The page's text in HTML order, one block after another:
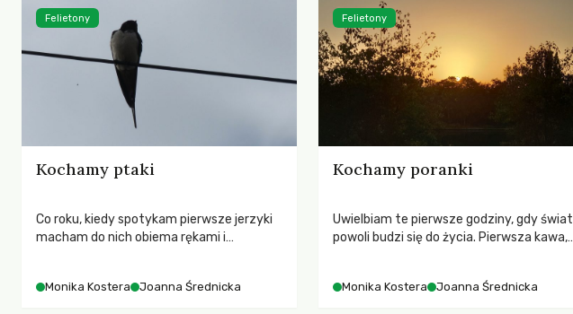
Kochamy ptaki
Co roku, kiedy spotykam pierwsze jerzyki
macham do nich obiema rękami i
Czy Ty też masz swoje ulubione ptaki?
Monika Kostera Joanna Średnicka
Felietony
Kochamy poranki
Uwielbiam te pierwsze godziny, gdy świat
powoli budzi się do życia. Pierwsza kawa,
promienie słońca.
Monika Kostera Joanna Średnicka
Felietony